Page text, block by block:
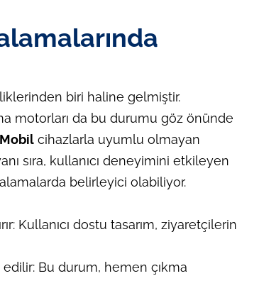
biri haline gelmiştir.
motorları da bu durumu göz önünde
Mobilcihazlarla uyumlu olmayan
sıra, kullanıcı deneyimini etkileyen
belirleyici olabiliyor.
Kullanıcı dostu tasarım, ziyaretçilerin
Bu durum, hemen çıkma